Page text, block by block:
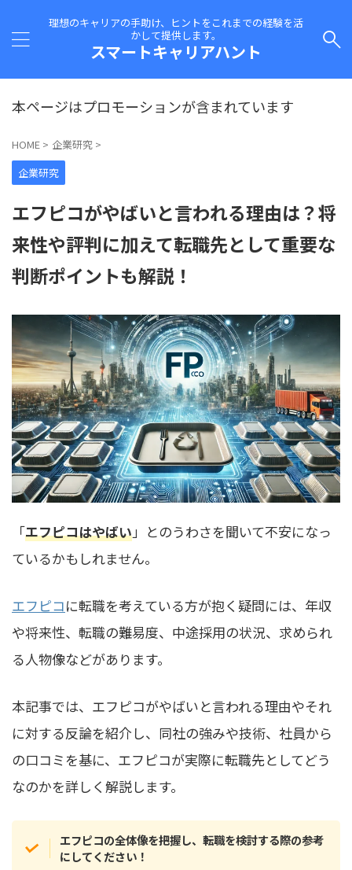
理想のキャリアの手助け、ヒントをこれまでの経験を活
かして提供します。
スマートキャリアハント
本ページはプロモーションが含まれています
HOME > 企業研究 >
企業研究
エフピコがやばいと言われる理由は？将
来性や評判に加えて転職先として重要な
判断ポイントも解説！
「エフピコはやばい」とのうわさを聞いて不安になっ
ているかもしれません。
エフピコに転職を考えている方が抱く疑問には、年収
や将来性、転職の難易度、中途採用の状況、求められ
る人物像などがあります。
本記事では、エフピコがやばいと言われる理由やそれ
に対する反論を紹介し、同社の強みや技術、社員から
の口コミを基に、エフピコが実際に転職先としてどう
なのかを詳しく解説します。
エフピコの全体像を把握し、転職を検討する際の参考
にしてください！